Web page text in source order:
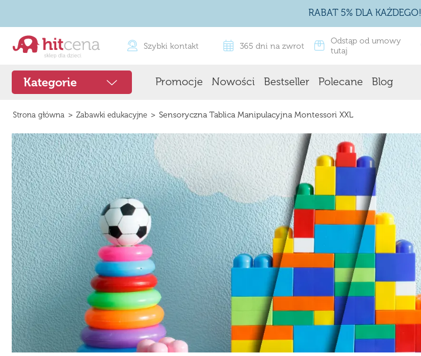
RABAT 5% DLA KAŻDEGO!
Szybki kontakt 365 dni na zwrot
Odstąp od umowy
tutaj
Kategorie Promocje Nowości Bestseller Polecane Blog
Strona główna > Zabawki edukacyjne > Sensoryczna Tablica Manipulacyjna Montessori XXL